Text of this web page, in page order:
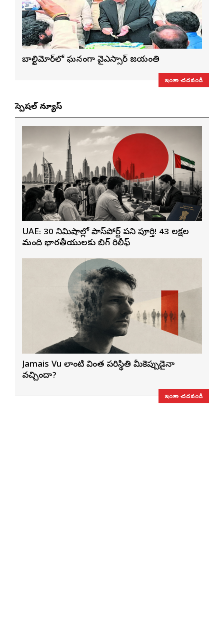
బాల్టిమోర్‌లో ఘనంగా వైఎస్సార్‌ జయంతి
ఇంకా చదవండి
స్పెషల్ న్యూస్
UAE: 30 నిమిషాల్లో పాస్‌పోర్ట్ పని పూర్తి! 43 లక్షల
మంది భారతీయులకు బిగ్ రిలీఫ్
Jamais Vu లాంటి వింత పరిస్థితి మీకెప్పుడైనా
వచ్చిందా?
ఇంకా చదవండి